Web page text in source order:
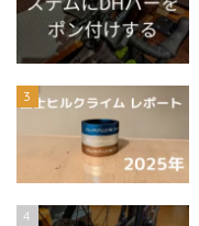
3
4